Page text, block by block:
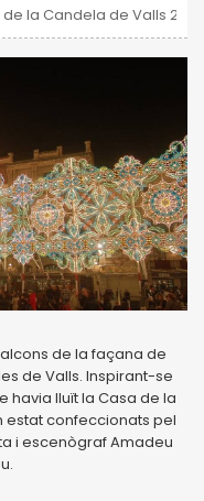
la Candela de Valls 2021
de la façana de
de Valls. Inspirant-se
havia lluït la Casa de la
estat confeccionats pel
i escenògraf Amadeu